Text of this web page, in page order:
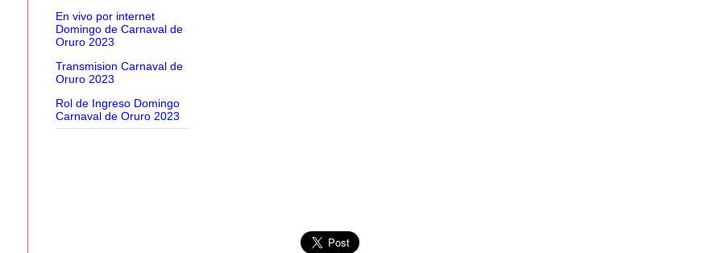
En vivo por internet
Domingo de Carnaval de
Oruro 2023
Transmision Carnaval de
Oruro 2023
Rol de Ingreso Domingo
Carnaval de Oruro 2023